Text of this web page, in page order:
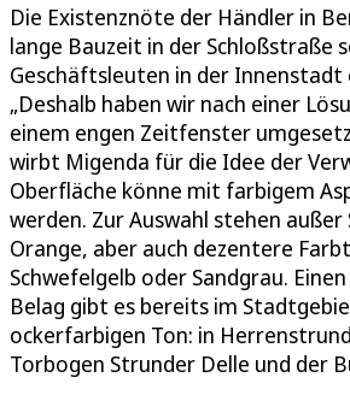
Die Existenznöte der Händler in
lange Bauzeit in der Schloßstraße
Geschäftsleuten in der Innenstadt
„Deshalb haben wir nach einer
einem engen Zeitfenster
wirbt Migenda für die Idee der
Oberfläche könne mit farbigem
werden. Zur Auswahl stehen außer
Orange, aber auch dezentere
Schwefelgelb oder Sandgrau.
Belag gibt es bereits im
ockerfarbigen Ton: in
Torbogen Strunder Delle und der